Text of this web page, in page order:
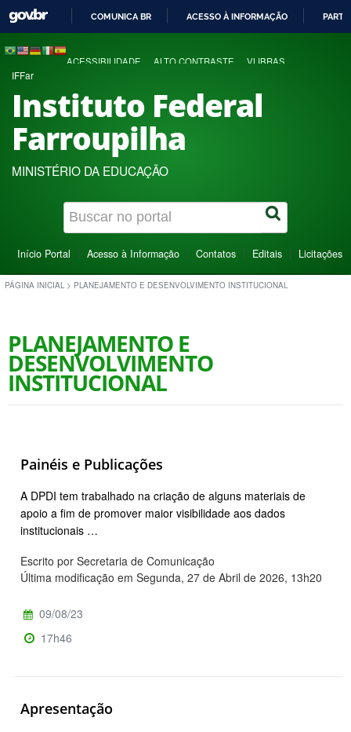
COMUNICA BR ACESSO À INFORMAÇÃO
ACESSIBILIDADE ALTO CONTRASTE VLIBRAS
IFFar
Instituto Federal
Farroupilha
MINISTÉRIO DA EDUCAÇÃO
Início Portal Acesso à Informação Contatos Editais Licitações
PÁGINA INICIAL > PLANEJAMENTO E DESENVOLVIMENTO INSTITUCIONAL
PLANEJAMENTO E
DESENVOLVIMENTO
INSTITUCIONAL
Painéis e Publicações
A DPDI tem trabalhado na criação de alguns materiais de
apoio a fim de promover maior visibilidade aos dados
institucionais …
Escrito por Secretaria de Comunicação
Última modificação em Segunda, 27 de Abril de 2026, 13h20
09/08/23
17h46
Apresentação